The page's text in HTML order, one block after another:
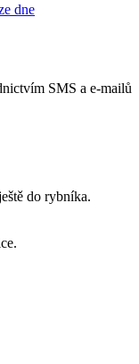
dne
SMS a e-mailů
do rybníka.